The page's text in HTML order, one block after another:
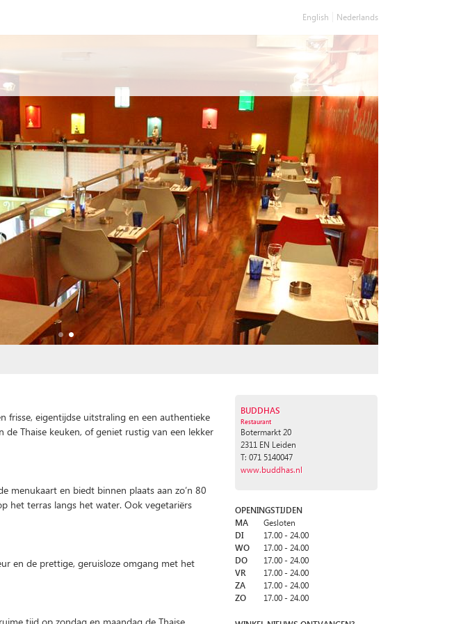
English Nederlands
this website? OK
frisse, eigentijdse uitstraling en een authentieke
Thaise keuken, of geniet rustig van een lekker
menukaart en biedt binnen plaats aan zo’n 80
het terras langs het water. Ook vegetariërs
en de prettige, geruisloze omgang met het
BUDDHAS
Restaurant
Botermarkt 20
2311 EN Leiden
T: 071 5140047
www.buddhas.nl
OPENINGSTIJDEN
MA
Gesloten
DI
17.00 - 24.00
WO
17.00 - 24.00
DO
17.00 - 24.00
VR
17.00 - 24.00
ZA
17.00 - 24.00
ZO
17.00 - 24.00